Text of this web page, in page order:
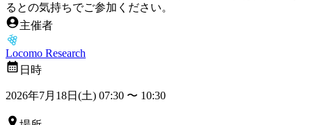
るとの気持ちでご参加ください。
主催者
Locomo Research
日時
2026年7月18日(土) 07:30 〜 10:30